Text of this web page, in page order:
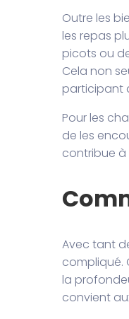
Outre les
les repas
picots ou
Cela non
participant
Pour les
de les
contribue à
Avec tant
compliqué.
la
convient